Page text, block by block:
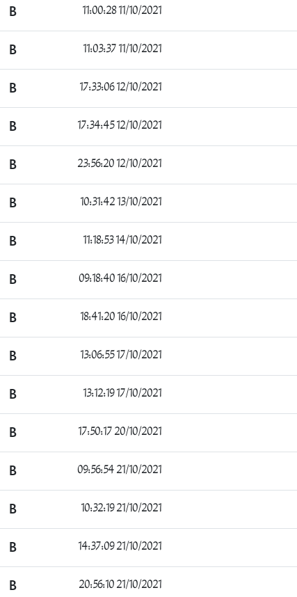
11/10/2021 11:00:28
B
11/10/2021 11:03:37
B
12/10/2021 17:33:06
B
12/10/2021 17:34:45
B
12/10/2021 23:56:20
B
13/10/2021 10:31:42
B
14/10/2021 11:18:53
B
16/10/2021 09:18:40
B
16/10/2021 18:41:20
B
17/10/2021 13:06:55
B
17/10/2021 13:12:19
B
20/10/2021 17:50:17
B
21/10/2021 09:56:54
B
21/10/2021 10:32:19
B
21/10/2021 14:37:09
B
21/10/2021 20:56:10
B